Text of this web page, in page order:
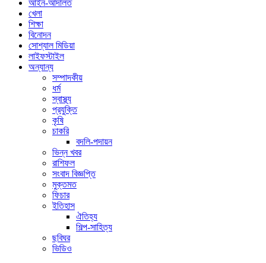
আইন-আদালত
খেলা
শিক্ষা
বিনোদন
সোশ্যাল মিডিয়া
লাইফস্টাইল
অন্যান্য
সম্পাদকীয়
ধর্ম
স্বাস্থ্য
প্রযুক্তি
কৃষি
চাকরি
বদলি-পদায়ন
ভিন্ন খবর
রাশিফল
সংবাদ বিজ্ঞপ্তি
মুক্তমত
ফিচার
ইতিহাস
ঐতিহ্য
শিল্প-সাহিত্য
ছবিঘর
ভিডিও